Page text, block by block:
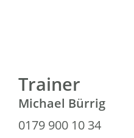
Trainer
Michael Bürrig
0179 900 10 34